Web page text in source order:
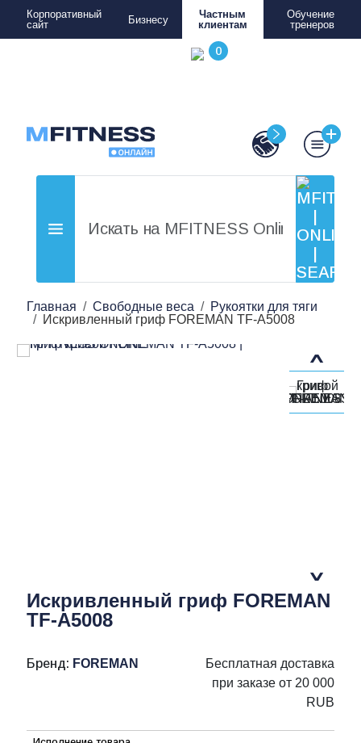
Корпоративный
сайт
Бизнесу
Частным
клиентам
Обучение
тренеров
Главная Свободные веса
Рукоятки для тяги
Искривленный гриф FOREMAN TF-A5008
Искривленный гриф FOREMAN
TF-A5008
Бренд: FOREMAN
Бесплатная доставка
при заказе от 20 000
RUB